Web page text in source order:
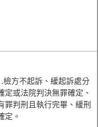
檢方不起訴、緩起訴處分
定或法院判決無罪確定、
罪判刑且執行完畢、緩刑
定。